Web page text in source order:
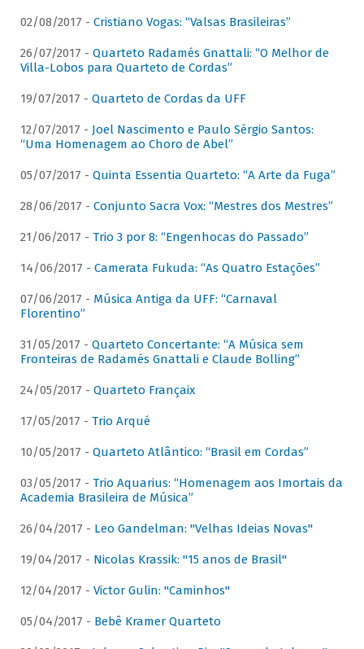
02/08/2017 - Cristiano Vogas: “Valsas Brasileiras”
26/07/2017 - Quarteto Radamés Gnattali: “O Melhor de
Villa-Lobos para Quarteto de Cordas”
19/07/2017 - Quarteto de Cordas da UFF
12/07/2017 - Joel Nascimento e Paulo Sérgio Santos:
“Uma Homenagem ao Choro de Abel”
05/07/2017 - Quinta Essentia Quarteto: “A Arte da Fuga”
28/06/2017 - Conjunto Sacra Vox: “Mestres dos Mestres”
21/06/2017 - Trio 3 por 8: “Engenhocas do Passado”
14/06/2017 - Camerata Fukuda: “As Quatro Estações”
07/06/2017 - Música Antiga da UFF: “Carnaval
Florentino”
31/05/2017 - Quarteto Concertante: “A Música sem
Fronteiras de Radamés Gnattali e Claude Bolling”
24/05/2017 - Quarteto Françaix
17/05/2017 - Trio Arqué
10/05/2017 - Quarteto Atlântico: “Brasil em Cordas”
03/05/2017 - Trio Aquarius: “Homenagem aos Imortais da
Academia Brasileira de Música”
26/04/2017 - Leo Gandelman: "Velhas Ideias Novas"
19/04/2017 - Nicolas Krassik: "15 anos de Brasil"
12/04/2017 - Victor Gulin: "Caminhos"
05/04/2017 - Bebê Kramer Quarteto